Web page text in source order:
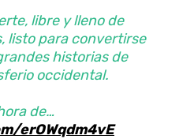
libre y lleno de
listo para convertirse
historias de
occidental.
de…
erOWqdm4vE